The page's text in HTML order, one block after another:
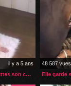
il y a 5 ans
Cunnilingus et baise à 4 pattes son chien lui fait la totale
48 587 vues